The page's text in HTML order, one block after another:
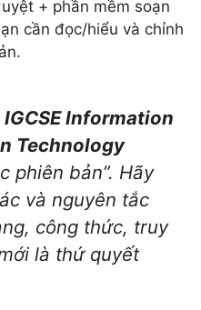
+ phần mềm soạn
cần đọc/hiểu và chỉnh
IGCSE Information
Technology
phiên bản”. Hãy
và nguyên tắc
công thức, truy
là thứ quyết